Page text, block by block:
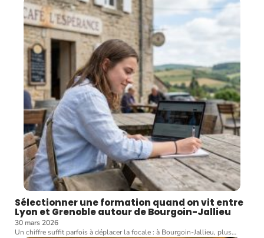
Sélectionner une formation quand on vit entre
Lyon et Grenoble autour de Bourgoin-Jallieu
30 mars 2026
Un chiffre suffit parfois à déplacer la focale : à Bourgoin-Jallieu, plus…